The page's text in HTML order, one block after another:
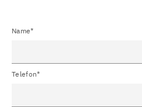
Name*
Telefon*